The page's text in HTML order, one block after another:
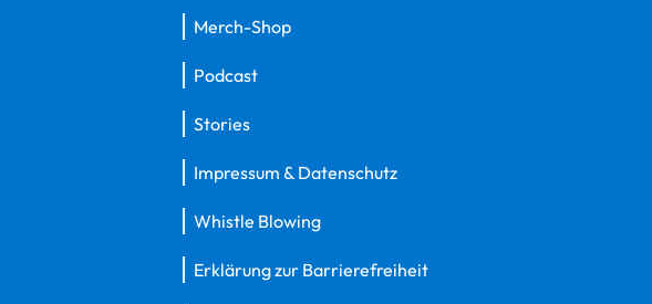
Merch-Shop
Podcast
Stories
Impressum & Datenschutz
Whistle Blowing
Erklärung zur Barrierefreiheit